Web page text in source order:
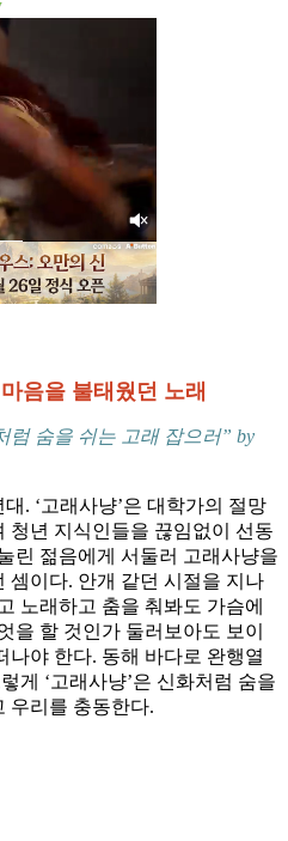
음을 불태웠던 노래
럼 숨을 쉬는 고래 잡으러” by
. ‘고래사냥’은 대학가의 절망
청년 지식인들을 끊임없이 선동
린 젊음에게 서둘러 고래사냥을
셈이다. 안개 같던 시절을 지나
노래하고 춤을 춰봐도 가슴에
을 할 것인가 둘러보아도 보이
나야 한다. 동해 바다로 완행열
게 ‘고래사냥’은 신화처럼 숨을
우리를 충동한다.